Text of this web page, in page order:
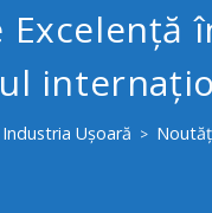
Excelență
Ușoară >